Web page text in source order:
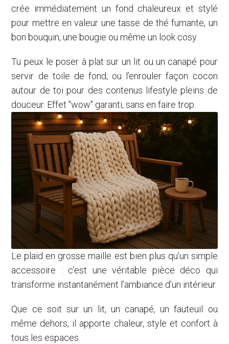
crée immédiatement un fond chaleureux et stylé
pour mettre en valeur une tasse de thé fumante, un
bon bouquin, une bougie ou même un look cosy.
Tu peux le poser à plat sur un lit ou un canapé pour
servir de toile de fond, ou l’enrouler façon cocon
autour de toi pour des contenus lifestyle pleins de
douceur. Effet "wow" garanti, sans en faire trop.
Le plaid en grosse maille est bien plus qu’un simple
accessoire : c’est une véritable pièce déco qui
transforme instantanément l’ambiance d’un intérieur.
Que ce soit sur un lit, un canapé, un fauteuil ou
même dehors, il apporte chaleur, style et confort à
tous les espaces.